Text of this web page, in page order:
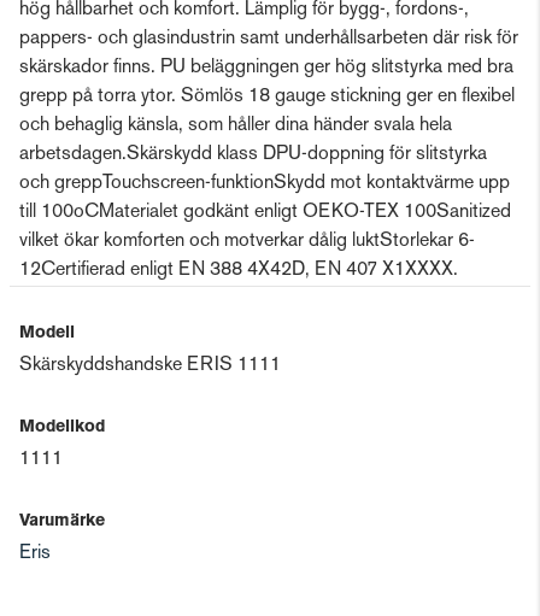
hög hållbarhet och komfort. Lämplig för bygg-, fordons-,
pappers- och glasindustrin samt underhållsarbeten där risk för
skärskador finns. PU beläggningen ger hög slitstyrka med bra
grepp på torra ytor. Sömlös 18 gauge stickning ger en flexibel
och behaglig känsla, som håller dina händer svala hela
arbetsdagen.Skärskydd klass DPU-doppning för slitstyrka
och greppTouchscreen-funktionSkydd mot kontaktvärme upp
till 100oCMaterialet godkänt enligt OEKO-TEX 100Sanitized
vilket ökar komforten och motverkar dålig luktStorlekar 6-
12Certifierad enligt EN 388 4X42D, EN 407 X1XXXX.
Modell
Skärskyddshandske ERIS 1111
Modellkod
1111
Varumärke
Eris